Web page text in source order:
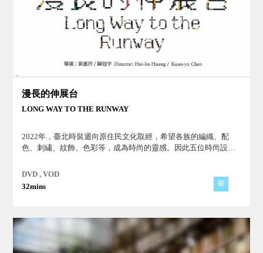
漫長的伸展台
LONG WAY TO THE RUNWAY
2022年，臺北時裝週向原住民文化取經，希望各族的編織、配
色、刺繡、紋飾、色彩等，成為時尚的靈感。因此五位時尚設計
灣深山、草原、深谷、溪流、島嶼、海洋流傳的故事，織成了美
DVD , VOD
32mins
華